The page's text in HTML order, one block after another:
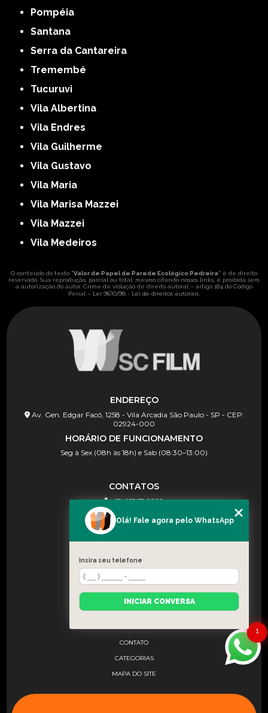
Pompéia
Santana
Serra da Cantareira
Tremembé
Tucuruvi
Vila Albertina
Vila Endres
Vila Guilherme
Vila Gustavo
Vila Maria
Vila Marisa Mazzei
Vila Mazzei
Vila Medeiros
O conteúdo do texto "Valor de Papel de Parede Ecológico Pedreira" é de direito
reservado. Sua reprodução, parcial ou total, mesmo citando nossos links, é proibida sem
a autorização do autor. Crime de violação de direito autoral – artigo 184 do Código
Penal – Lei 9610/98 - Lei de direitos autorais
ENDEREÇO
Av. Gen. Edgar Facó, 1258 - Vila Arcadia São Paulo - SP - CEP:
02924-000
HORÁRIO DE FUNCIONAMENTO
Seg à Sex (08h às 18h) e Sab (08:30–13:00)
CONTATOS
(11) 91367-2222
(11) 91367-2222
contato@wscfilm.com.br
MENU
SOBRE NÓS
CONTATO
CATEGORIAS
MAPA DO SITE
1
Olá! Fale agora pelo WhatsApp
Insira seu telefone
INICIAR CONVERSA